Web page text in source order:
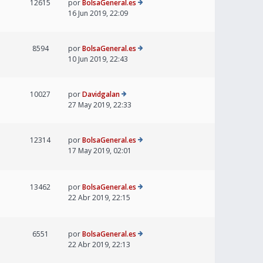
12615 por BolsaGeneral.es
16 Jun 2019, 22:09
8594 porBolsaGeneral.es
10 Jun 2019, 22:43
10027 porDavidgalan
27 May 2019, 22:33
12314 porBolsaGeneral.es
17 May 2019, 02:01
13462 porBolsaGeneral.es
22 Abr 2019, 22:15
6551 porBolsaGeneral.es
22 Abr 2019, 22:13